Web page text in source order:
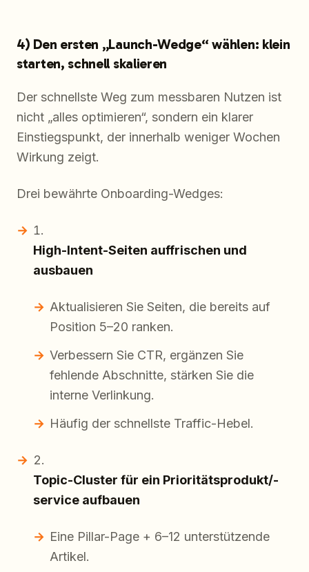
4) Den ersten „Launch-Wedge“ wählen: klein
starten, schnell skalieren
Der schnellste Weg zum messbaren Nutzen ist
nicht „alles optimieren“, sondern ein klarer
Einstiegspunkt, der innerhalb weniger Wochen
Wirkung zeigt.
Drei bewährte Onboarding-Wedges:
High-Intent-Seiten auffrischen und
ausbauen
Aktualisieren Sie Seiten, die bereits auf
Position 5–20 ranken.
Verbessern Sie CTR, ergänzen Sie
fehlende Abschnitte, stärken Sie die
interne Verlinkung.
Häufig der schnellste Traffic-Hebel.
Topic-Cluster für ein Prioritätsprodukt/-
service aufbauen
Eine Pillar-Page + 6–12 unterstützende
Artikel.